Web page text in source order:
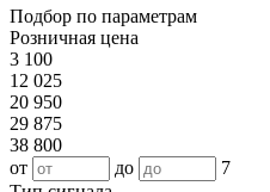
Подбор по параметрам
Розничная цена
3 100
12 025
20 950
29 875
38 800
от
до
7